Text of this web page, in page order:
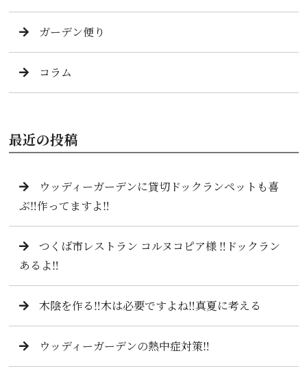
ガーデン便り
コラム
最近の投稿
ウッディーガーデンに貸切ドックランペットも喜
ぶ‼️作ってますよ‼️
つくば市レストラン コルヌコピア様 ‼️ドックラン
あるよ‼️
木陰を作る‼️木は必要ですよね‼️真夏に考える
ウッディーガーデンの熱中症対策‼️